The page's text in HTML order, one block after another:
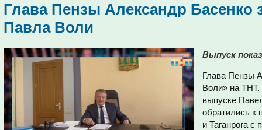
Глава Пензы Александр Басенко
Павла Воли
Выпуск
Глава Пензы
Воли» на ТНТ.
выпуске
обратились к
и Таганрога